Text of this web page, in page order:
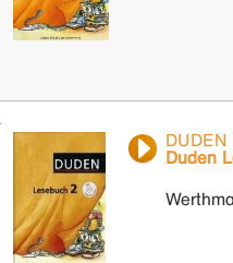
Duden